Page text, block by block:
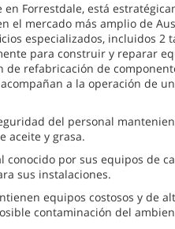
Forrestdale, está
el mercado más amplio de
especializados, incluidos 2
para construir y reparar
refabricación de
a la operación de
del personal
aceite y grasa.
conocido por sus equipos de
sus instalaciones.
equipos costosos y de
contaminación del